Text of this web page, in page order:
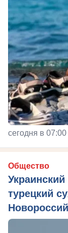
сегодня в 07:00
Общество
турецкий